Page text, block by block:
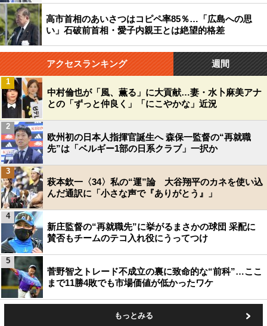
高市首相のあいさつはコピペ率85％…「広島への思
い」石破前首相・愛子内親王とは絶望的格差
アクセスランキング 週間
中村倫也が「風、薫る」に大貢献…妻・水卜麻美アナ
との「ずっと仲良く」「にこやかな」近況
1
欧州初の日本人指揮官誕生へ 森保一監督の“再就職
先”は「ベルギー1部の日系クラブ」一択か
2
萩本欽一〈34〉私の“運”論 大谷翔平のカネを使い込
んだ通訳に「小さな声で『ありがとう』」
3
新庄監督の“再就職先”に挙がるまさかの球団 采配に
賛否もチームのテコ入れ役にうってつけ
4
菅野智之トレード不成立の裏に致命的な“前科”…ここ
まで11勝4敗でも市場価値が低かったワケ
5
もっとみる